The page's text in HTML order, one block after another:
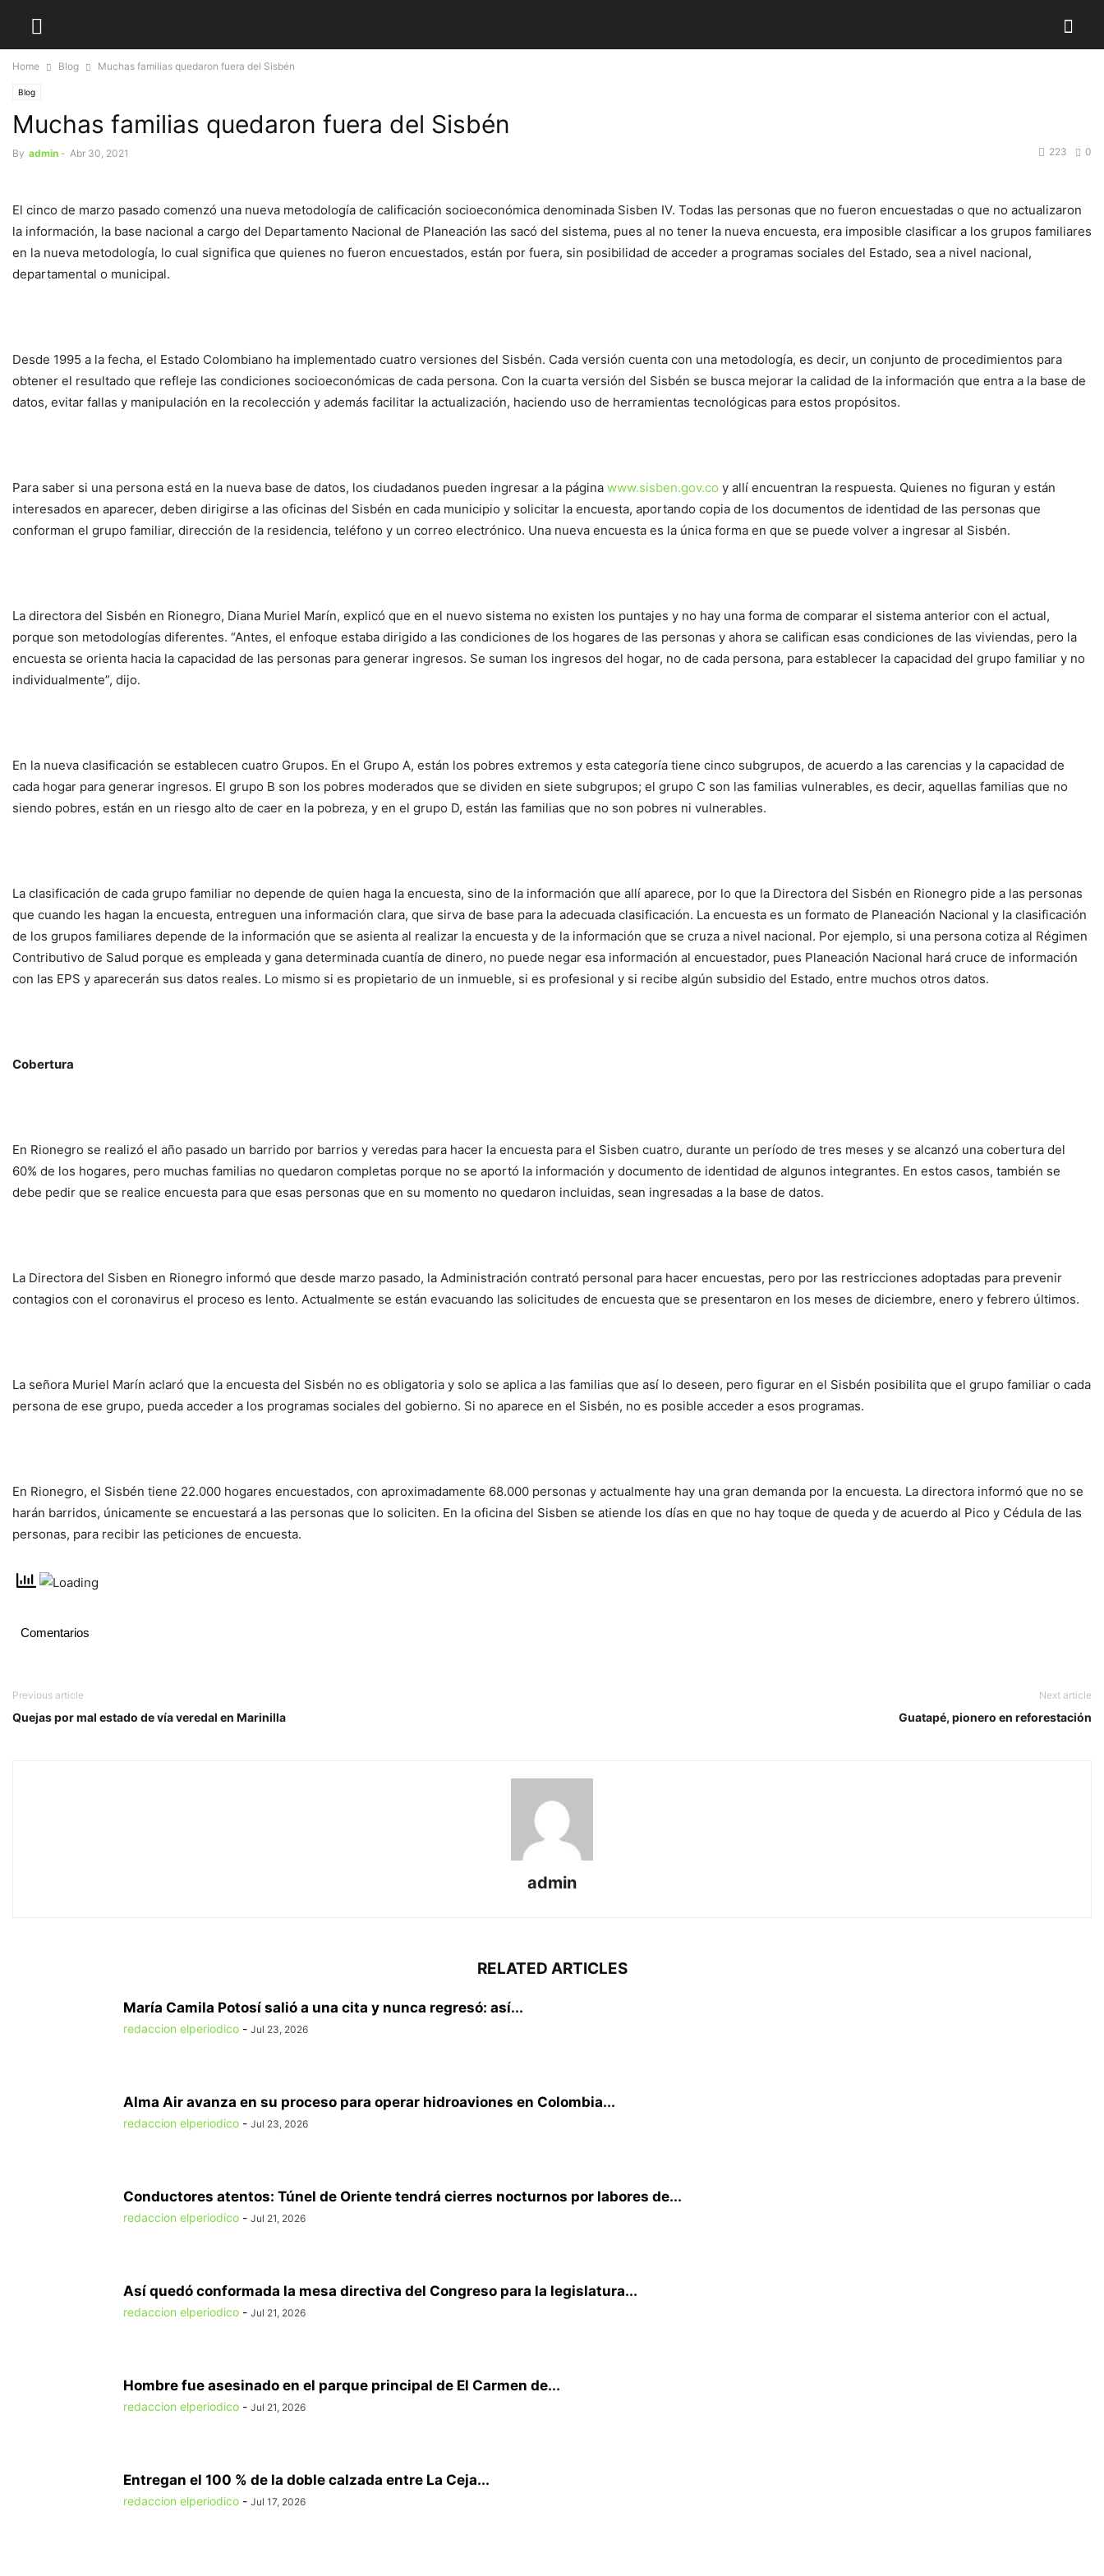
Home Blog Muchas familias quedaron fuera del Sisbén
Blog
Muchas familias quedaron fuera del Sisbén
By admin - Abr 30, 2021 0
223
El cinco de marzo pasado comenzó una nueva metodología de calificación socioeconómica denominada Sisben IV. Todas las personas que no fueron encuestadas o que no actualizaron
la información, la base nacional a cargo del Departamento Nacional de Planeación las sacó del sistema, pues al no tener la nueva encuesta, era imposible clasificar a los grupos familiares
en la nueva metodología, lo cual significa que quienes no fueron encuestados, están por fuera, sin posibilidad de acceder a programas sociales del Estado, sea a nivel nacional,
departamental o municipal.
Desde 1995 a la fecha, el Estado Colombiano ha implementado cuatro versiones del Sisbén. Cada versión cuenta con una metodología, es decir, un conjunto de procedimientos para
obtener el resultado que refleje las condiciones socioeconómicas de cada persona. Con la cuarta versión del Sisbén se busca mejorar la calidad de la información que entra a la base de
datos, evitar fallas y manipulación en la recolección y además facilitar la actualización, haciendo uso de herramientas tecnológicas para estos propósitos.
Para saber si una persona está en la nueva base de datos, los ciudadanos pueden ingresar a la página www.sisben.gov.co y allí encuentran la respuesta. Quienes no figuran y están
interesados en aparecer, deben dirigirse a las oficinas del Sisbén en cada municipio y solicitar la encuesta, aportando copia de los documentos de identidad de las personas que
conforman el grupo familiar, dirección de la residencia, teléfono y un correo electrónico. Una nueva encuesta es la única forma en que se puede volver a ingresar al Sisbén.
La directora del Sisbén en Rionegro, Diana Muriel Marín, explicó que en el nuevo sistema no existen los puntajes y no hay una forma de comparar el sistema anterior con el actual,
porque son metodologías diferentes. “Antes, el enfoque estaba dirigido a las condiciones de los hogares de las personas y ahora se califican esas condiciones de las viviendas, pero la
encuesta se orienta hacia la capacidad de las personas para generar ingresos. Se suman los ingresos del hogar, no de cada persona, para establecer la capacidad del grupo familiar y no
individualmente”, dijo.
En la nueva clasificación se establecen cuatro Grupos. En el Grupo A, están los pobres extremos y esta categoría tiene cinco subgrupos, de acuerdo a las carencias y la capacidad de
cada hogar para generar ingresos. El grupo B son los pobres moderados que se dividen en siete subgrupos; el grupo C son las familias vulnerables, es decir, aquellas familias que no
siendo pobres, están en un riesgo alto de caer en la pobreza, y en el grupo D, están las familias que no son pobres ni vulnerables.
La clasificación de cada grupo familiar no depende de quien haga la encuesta, sino de la información que allí aparece, por lo que la Directora del Sisbén en Rionegro pide a las personas
que cuando les hagan la encuesta, entreguen una información clara, que sirva de base para la adecuada clasificación. La encuesta es un formato de Planeación Nacional y la clasificación
de los grupos familiares depende de la información que se asienta al realizar la encuesta y de la información que se cruza a nivel nacional. Por ejemplo, si una persona cotiza al Régimen
Contributivo de Salud porque es empleada y gana determinada cuantía de dinero, no puede negar esa información al encuestador, pues Planeación Nacional hará cruce de información
con las EPS y aparecerán sus datos reales. Lo mismo si es propietario de un inmueble, si es profesional y si recibe algún subsidio del Estado, entre muchos otros datos.
Cobertura
En Rionegro se realizó el año pasado un barrido por barrios y veredas para hacer la encuesta para el Sisben cuatro, durante un período de tres meses y se alcanzó una cobertura del
60% de los hogares, pero muchas familias no quedaron completas porque no se aportó la información y documento de identidad de algunos integrantes. En estos casos, también se
debe pedir que se realice encuesta para que esas personas que en su momento no quedaron incluidas, sean ingresadas a la base de datos.
La Directora del Sisben en Rionegro informó que desde marzo pasado, la Administración contrató personal para hacer encuestas, pero por las restricciones adoptadas para prevenir
contagios con el coronavirus el proceso es lento. Actualmente se están evacuando las solicitudes de encuesta que se presentaron en los meses de diciembre, enero y febrero últimos.
La señora Muriel Marín aclaró que la encuesta del Sisbén no es obligatoria y solo se aplica a las familias que así lo deseen, pero figurar en el Sisbén posibilita que el grupo familiar o cada
persona de ese grupo, pueda acceder a los programas sociales del gobierno. Si no aparece en el Sisbén, no es posible acceder a esos programas.
En Rionegro, el Sisbén tiene 22.000 hogares encuestados, con aproximadamente 68.000 personas y actualmente hay una gran demanda por la encuesta. La directora informó que no se
harán barridos, únicamente se encuestará a las personas que lo soliciten. En la oficina del Sisben se atiende los días en que no hay toque de queda y de acuerdo al Pico y Cédula de las
personas, para recibir las peticiones de encuesta.
Comentarios
Previous article
Quejas por mal estado de vía veredal en Marinilla
Next article
Guatapé, pionero en reforestación
admin
RELATED ARTICLES
María Camila Potosí salió a una cita y nunca regresó: así...
redaccion elperiodico - Jul 23, 2026
Alma Air avanza en su proceso para operar hidroaviones en Colombia...
redaccion elperiodico - Jul 23, 2026
Conductores atentos: Túnel de Oriente tendrá cierres nocturnos por labores de...
redaccion elperiodico - Jul 21, 2026
Así quedó conformada la mesa directiva del Congreso para la legislatura...
redaccion elperiodico - Jul 21, 2026
Hombre fue asesinado en el parque principal de El Carmen de...
redaccion elperiodico - Jul 21, 2026
Entregan el 100 % de la doble calzada entre La Ceja...
redaccion elperiodico - Jul 17, 2026